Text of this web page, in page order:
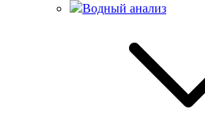
Водный анализ